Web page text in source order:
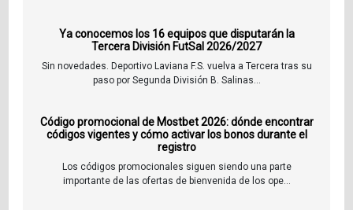
Ya conocemos los 16 equipos que disputarán la
Tercera División FutSal 2026/2027
Sin novedades. Deportivo Laviana F.S. vuelva a Tercera tras su
paso por Segunda División B. Salinas...
Código promocional de Mostbet 2026: dónde encontrar
códigos vigentes y cómo activar los bonos durante el
registro
Los códigos promocionales siguen siendo una parte
importante de las ofertas de bienvenida de los ope...